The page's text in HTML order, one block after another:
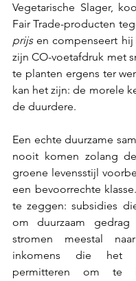
Vegetarische Slager,
Fair Trade-producten
prijs en compenseert hij
zijn CO-voetafdruk met
te planten ergens ter
kan het zijn: de morele
de duurdere.
Een echte duurzame
nooit komen zolang
groene levensstijl
een bevoorrechte
te zeggen: subsidies
om duurzaam gedrag
stromen meestal
inkomens die het
permitteren om te